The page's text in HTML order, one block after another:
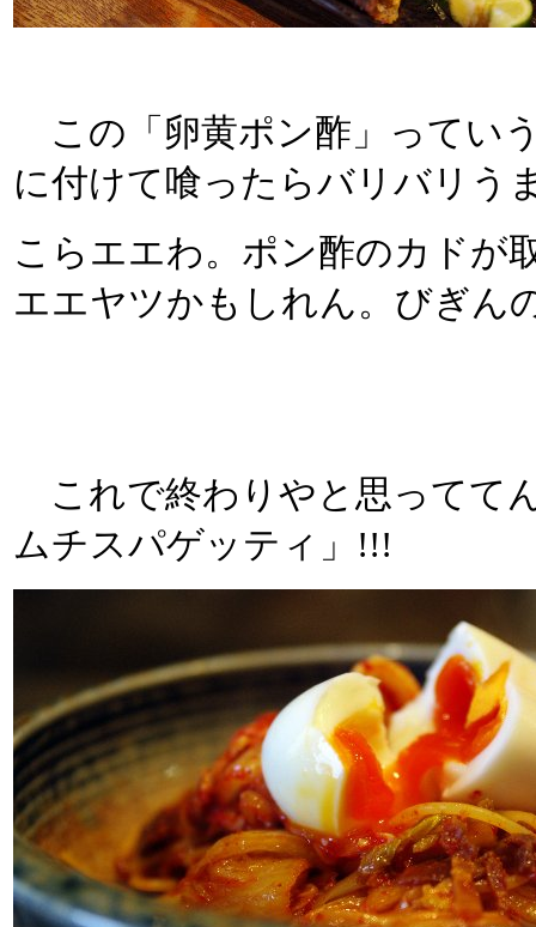
この「卵黄ポン酢」ってい
に付けて喰ったらバリバリ
こらエエわ。ポン酢のカドが
エエヤツかもしれん。びぎん
これで終わりやと思ってて
ムチスパゲッティ」!!!